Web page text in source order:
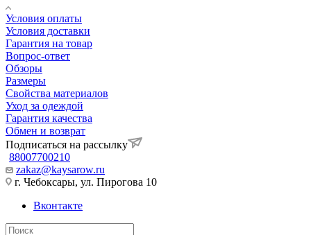
Условия оплаты
Условия доставки
Гарантия на товар
Вопрос-ответ
Обзоры
Размеры
Свойства материалов
Уход за одеждой
Гарантия качества
Обмен и возврат
Подписаться на рассылку
88007700210
zakaz@kaysarow.ru
г. Чебоксары, ул. Пирогова 10
Вконтакте